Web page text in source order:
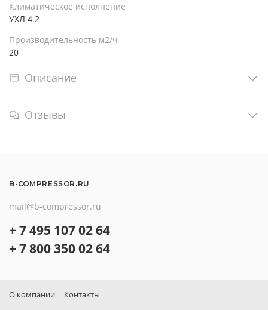
Климатическое исполнение
УХЛ 4.2
Производительность м2/ч
20
Описание
Отзывы
B-COMPRESSOR.RU
mail@b-compressor.ru
+ 7 495 107 02 64
+ 7 800 350 02 64
О компании Контакты